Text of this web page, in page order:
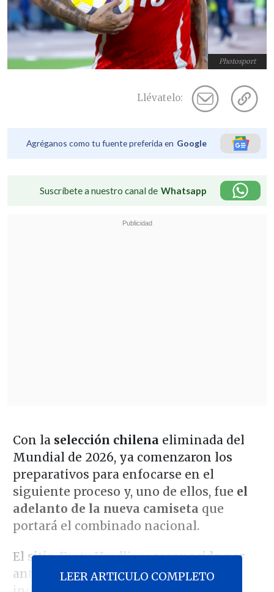
Photosport
Llévatelo:
Agréganos como tu fuente preferida en Google
Suscríbete a nuestro canal de Whatsapp
Con la selección chilena eliminada del
Mundial de 2026, ya comenzaron los
preparativos para enfocarse en el
siguiente proceso y, uno de ellos, fue el
adelanto de la nueva camiseta que
portará el combinado nacional.
El sitioFooty Headlines, reconocido por
anticipar lanzamientos de
LEER ARTICULO COMPLETO